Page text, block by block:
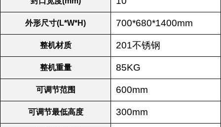
外形尺寸(L*W*H) 700*680*1400mm
整机材质 201不锈钢
整机重量 85KG
可调节范围 600mm
可调节最低高度 300mm